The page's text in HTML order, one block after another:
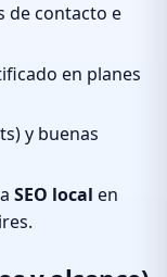
de contacto e
en planes
y buenas
SEO local en